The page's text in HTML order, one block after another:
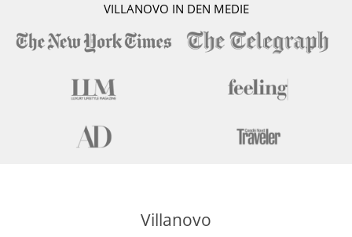
VILLANOVO IN DEN MEDIE
Villanovo